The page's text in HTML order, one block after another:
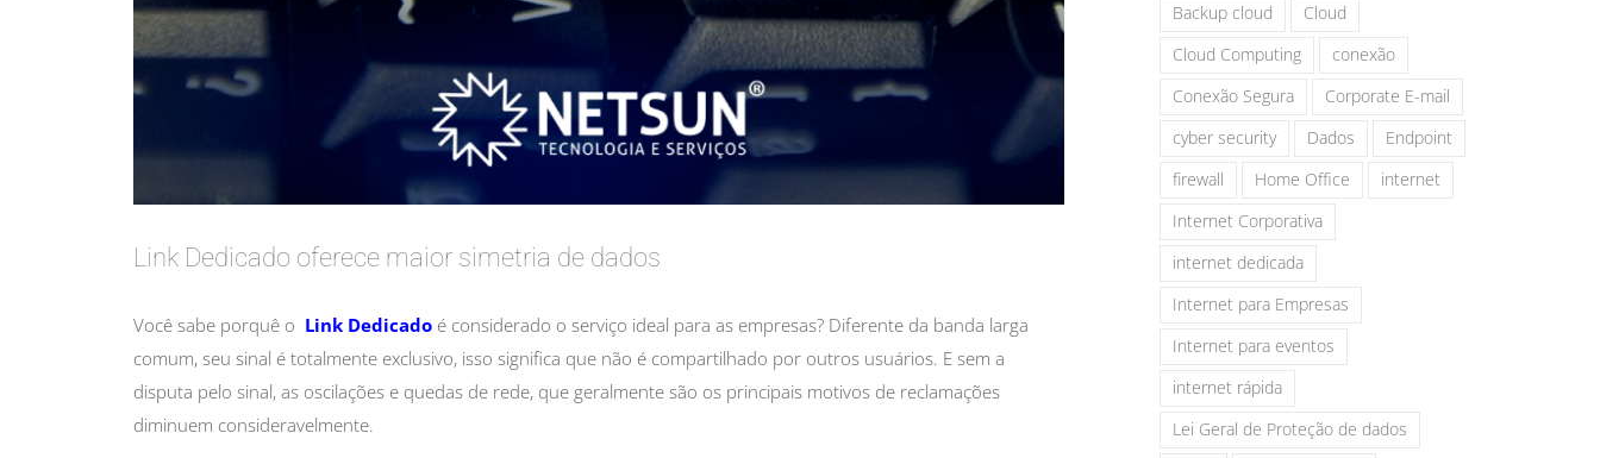
Link Dedicado oferece maior simetria de dados
Você sabe porquê o Link Dedicado é considerado o serviço ideal para as empresas? Diferente da banda larga
comum, seu sinal é totalmente exclusivo, isso significa que não é compartilhado por outros usuários. E sem a
disputa pelo sinal, as oscilações e quedas de rede, que geralmente são os principais motivos de reclamações
diminuem consideravelmente.
Backup cloud
Cloud
Cloud Computing
conexão
Conexão Segura
Corporate E-mail
cyber security
Dados
Endpoint
firewall
Home Office
internet
Internet Corporativa
internet dedicada
Internet para Empresas
Internet para eventos
internet rápida
Lei Geral de Proteção de dados